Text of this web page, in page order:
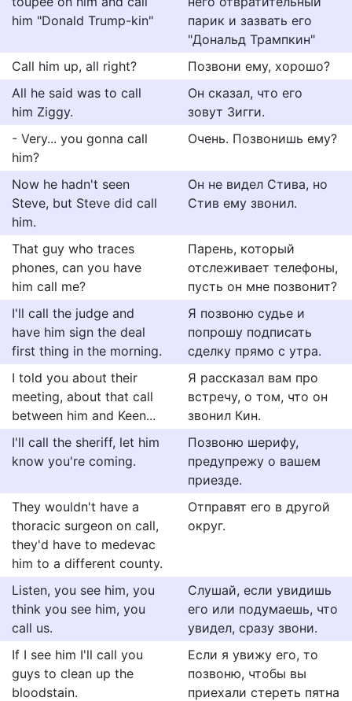
him "Donald Trump-kin"
парик и зазвать его
"Дональд Трампкин"
Call him up, all right?
Позвони ему, хорошо?
All he said was to call
him Ziggy.
Он сказал, что его
зовут Зигги.
- Very... you gonna call
him?
Очень. Позвонишь ему?
Now he hadn't seen
Steve, but Steve did call
him.
Он не видел Стива, но
Стив ему звонил.
That guy who traces
phones, can you have
him call me?
Парень, который
отслеживает телефоны,
пусть он мне позвонит?
I'll call the judge and
have him sign the deal
first thing in the morning.
Я позвоню судье и
попрошу подписать
сделку прямо с утра.
I told you about their
meeting, about that call
between him and Keen...
Я рассказал вам про
встречу, о том, что он
звонил Кин.
I'll call the sheriff, let him
know you're coming.
Позвоню шерифу,
предупрежу о вашем
приезде.
They wouldn't have a
thoracic surgeon on call,
they'd have to medevac
him to a different county.
Отправят его в другой
округ.
Listen, you see him, you
think you see him, you
call us.
Слушай, если увидишь
его или подумаешь, что
увидел, сразу звони.
If I see him I'll call you
guys to clean up the
bloodstain.
Если я увижу его, то
позвоню, чтобы вы
приехали стереть пятна